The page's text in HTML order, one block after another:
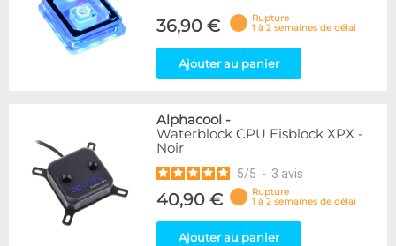
36,90 €
Rupture
1 à 2 semaines de délai
Ajouter au panier
Alphacool -
Waterblock CPU Eisblock XPX -
Noir
5/5 - 3 avis
40,90 €
Rupture
1 à 2 semaines de délai
Ajouter au panier